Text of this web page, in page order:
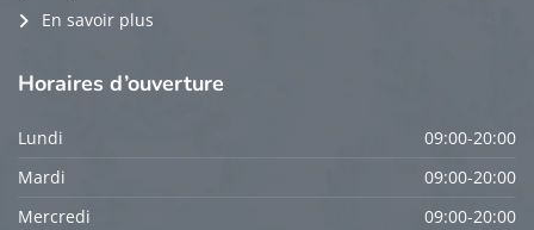
En savoir plus
Horaires d’ouverture
Lundi
09:00-20:00
Mardi
09:00-20:00
Mercredi
09:00-20:00